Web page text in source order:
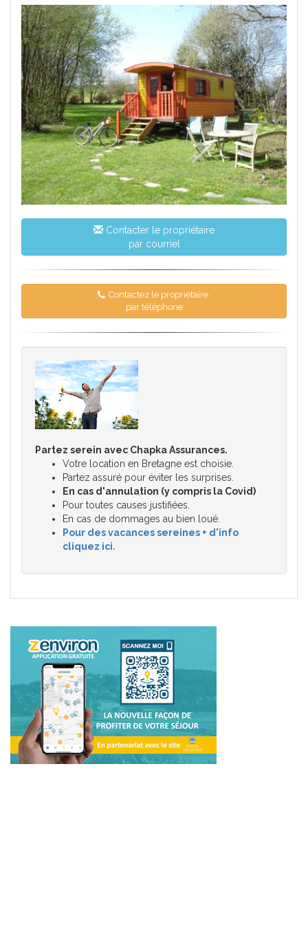
Contacter le propriétaire
par courriel
Contactez le propriétaire
par téléphone
Partez serein avec Chapka Assurances.
Votre location en Bretagne est choisie.
Partez assuré pour éviter les surprises.
En cas d'annulation (y compris la Covid)
Pour toutes causes justifiées.
En cas de dommages au bien loué.
Pour des vacances sereines + d'info
cliquez ici.